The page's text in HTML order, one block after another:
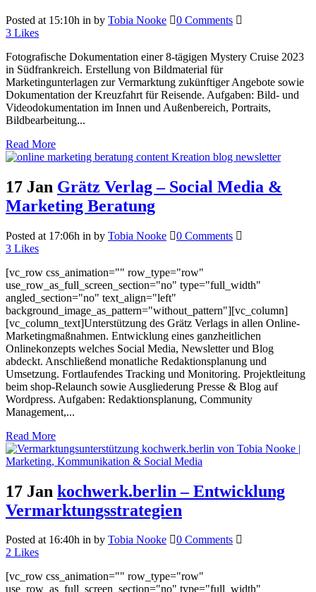
Posted at 15:10h in by Tobia Nooke
0 Comments
3 Likes
Fotografische Dokumentation einer 8-tägigen Mystery Cruise 2023
in Südfrankreich. Erstellung von Bildmaterial für
Marketingunterlagen zur Vermarktung zukünftiger Angebote sowie
Dokumentation der Kreuzfahrt für Reisende. Aufgaben: Bild- und
Videodokumentation im Innen und Außenbereich, Portraits,
Bildbearbeitung...
Read More
17 Jan Grätz Verlag – Social Media &
Marketing Beratung
Posted at 17:06h in by Tobia Nooke
0 Comments
3 Likes
[vc_row css_animation="" row_type="row"
use_row_as_full_screen_section="no" type="full_width"
angled_section="no" text_align="left"
background_image_as_pattern="without_pattern"][vc_column]
[vc_column_text]Unterstützung des Grätz Verlags in allen Online-
Marketingmaßnahmen. Entwicklung eines ganzheitlichen
Onlinekonzepts welches Social Media, Newsletter und Blog
abdeckt. Anschließend monatliche Redaktionsplanung und
Umsetzung. Fortlaufendes Tracking und Monitoring. Projektleitung
beim shop-Relaunch sowie Ausgliederung Presse & Blog auf
Wordpress. Aufgaben: Redaktionsplanung, Community
Management,...
Read More
17 Jan kochwerk.berlin – Entwicklung
Vermarktungsstrategien
Posted at 16:40h in by Tobia Nooke
0 Comments
2 Likes
[vc_row css_animation="" row_type="row"
use_row_as_full_screen_section="no" type="full_width"